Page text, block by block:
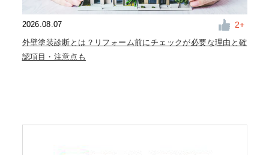
2026.08.07 2
外壁塗装診断とは？リフォーム前にチェックが必要な理由と確
認項目・注意点も